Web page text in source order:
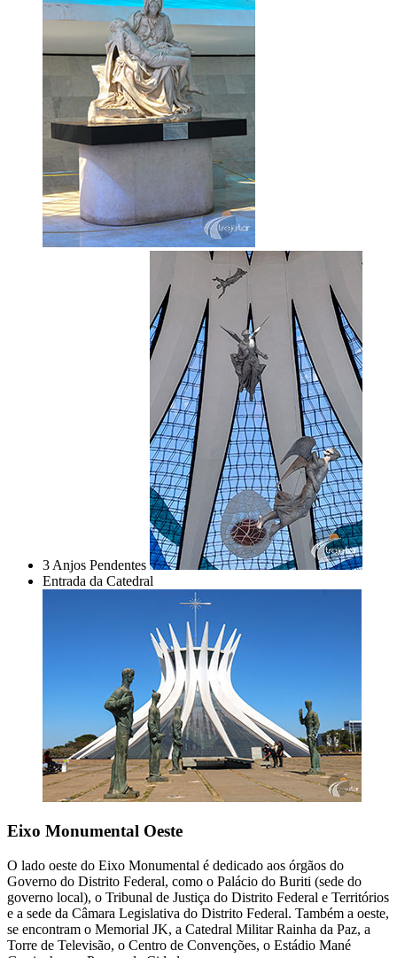
3 Anjos Pendentes
Entrada da Catedral
Eixo Monumental Oeste
O lado oeste do Eixo Monumental é dedicado aos órgãos do
Governo do Distrito Federal, como o Palácio do Buriti (sede do
governo local), o Tribunal de Justiça do Distrito Federal e Territórios
e a sede da Câmara Legislativa do Distrito Federal. Também a oeste,
se encontram o Memorial JK, a Catedral Militar Rainha da Paz, a
Torre de Televisão, o Centro de Convenções, o Estádio Mané